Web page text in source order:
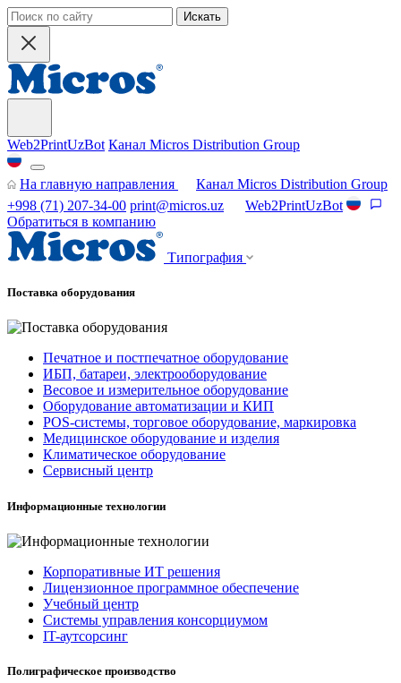
Искать
Web2PrintUzBot Канал Micros Distribution Group
На главную направления
Канал Micros Distribution Group
+998 (71) 207-34-00 print@micros.uz
Web2PrintUzBot
Обратиться в компанию
Типография
Поставка оборудования
Печатное и постпечатное оборудование
ИБП, батареи, электрооборудование
Весовое и измерительное оборудование
Оборудование автоматизации и КИП
POS-системы, торговое оборудование, маркировка
Медицинское оборудование и изделия
Климатическое оборудование
Сервисный центр
Информационные технологии
Корпоративные ИТ решения
Лицензионное программное обеспечение
Учебный центр
Системы управления консорциумом
IT-аутсорсинг
Полиграфическое производство